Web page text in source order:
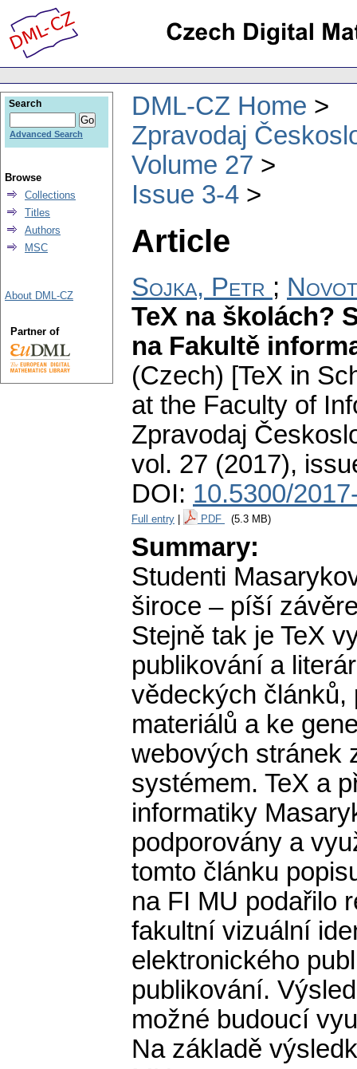
DML-CZ Home
Zpravodaj
Volume 27
Issue 3-4
Article
Sojka, Petr ;
TeX na školách?
na Fakultě
(Czech) [TeX in
at the Faculty of
Zpravodaj
vol. 27 (2017),
DOI: 10.5300/
Full entry PDF (5.3 MB)
Summary:
Studenti
široce – píší
Stejně tak je TeX
publikování a
vědeckých článků,
materiálů a ke
webových stránek
systémem. TeX a
informatiky
podporovány a
tomto článku
na FI MU podařilo
fakultní vizuální
elektronického
publikování.
možné budoucí
Na základě
Search
Advanced Search
Browse
Collections
Titles
Authors
MSC
About DML-CZ
Partner of